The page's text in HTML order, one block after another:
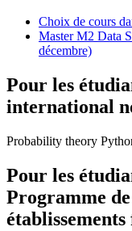
Choix de cours
Master M2 Data
décembre)
Pour les
international
Probability theory
Pour les
Programme